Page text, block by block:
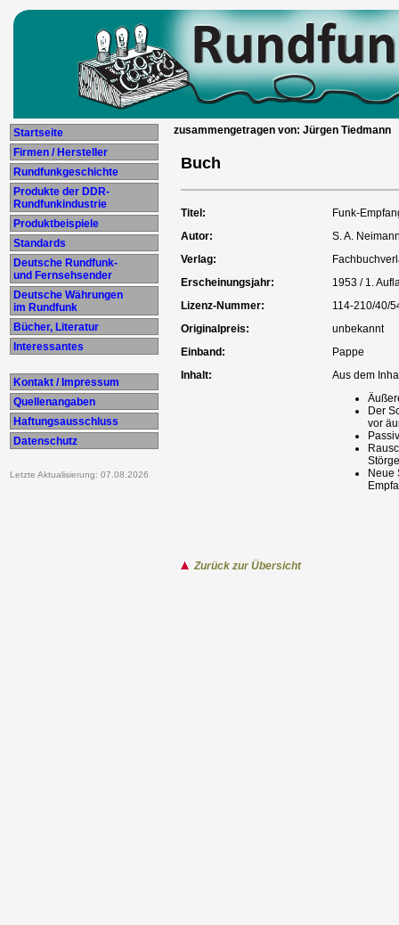
Startseite
Firmen / Hersteller
Rundfunkgeschichte
Produkte der DDR-
Rundfunkindustrie
Produktbeispiele
Standards
Deutsche Rundfunk-
und Fernsehsender
Deutsche Währungen
im Rundfunk
Bücher, Literatur
Interessantes
Kontakt / Impressum
Quellenangaben
Haftungsausschluss
Datenschutz
Letzte Aktualisierung: 07.08.2026
zusammengetragen von: Jürgen Tiedmann
Buch
Titel:
Funk-
Autor:
S. A.
Verlag:
Erscheinungsjahr:
1953 / 1.
Lizenz-Nummer:
114-210/40/
Originalpreis:
unbekannt
Einband:
Pappe
Inhalt:
Aus dem
Der
vor
Neue
Zurück zur Übersicht